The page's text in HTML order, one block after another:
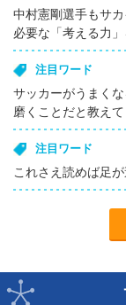
中村憲剛選手もサ
必要な「考える力
注目ワード
サッカーがうまく
磨くことだと教え
注目ワード
これさえ読めば足